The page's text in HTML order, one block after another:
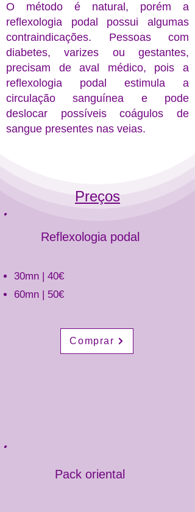
O método é natural, porém a
reflexologia podal possui algumas
contraindicações. Pessoas com
diabetes, varizes ou gestantes,
precisam de aval médico, pois a
reflexologia podal estimula a
circulação sanguínea e pode
deslocar possíveis coágulos de
sangue presentes nas veias.
Preços
Reflexologia podal
30mn | 40€
60mn | 50€
Comprar
Pack oriental